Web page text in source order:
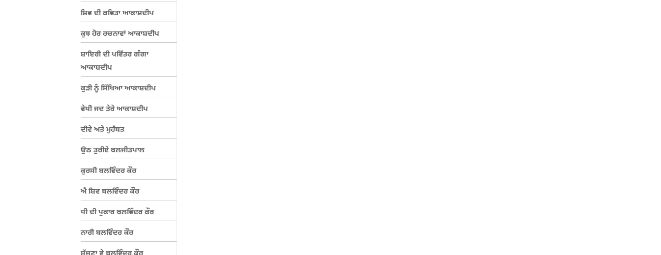
ਸ਼ਿਵ ਦੀ ਕਵਿਤਾ ਆਕਾਸ਼ਦੀਪ
ਕੁਝ ਹੋਰ ਰਚਨਾਵਾਂ ਆਕਾਸ਼ਦੀਪ
ਸ਼ਾਇਰੀ ਦੀ ਪਵਿੱਤਰ ਗੰਗਾ
ਆਕਾਸ਼ਦੀਪ
ਕੁੜੀ ਨੂੰ ਸਿੱਖਿਆ ਆਕਾਸ਼ਦੀਪ
ਵੇਖੀ ਜਦ ਤੇਰੇ ਆਕਾਸ਼ਦੀਪ
ਦੀਵੇ ਅਤੇ ਮੁਹੱਬਤ
ਉਠ ਤੁਰੀਏ ਬਲਜੀਤਪਾਲ
ਕੁਰਸੀ ਬਲਵਿੰਦਰ ਕੌਰ
ਐ ਸ਼ਿਵ ਬਲਵਿੰਦਰ ਕੌਰ
ਧੀ ਦੀ ਪੁਕਾਰ ਬਲਵਿੰਦਰ ਕੌਰ
ਨਾਰੀ ਬਲਵਿੰਦਰ ਕੌਰ